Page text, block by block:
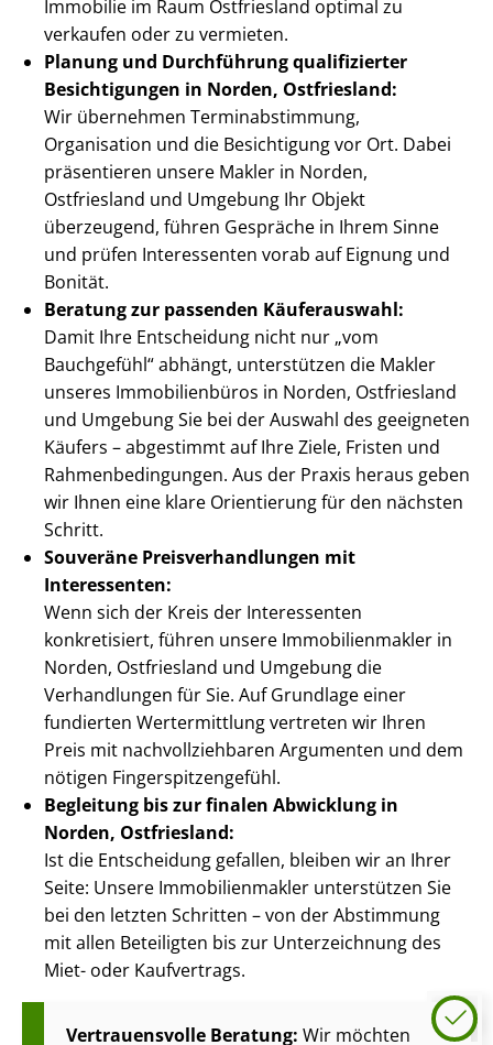
Immobilie im Raum Ostfriesland optimal zu
verkaufen oder zu vermieten.
Planung und Durchführung qualifizierter
Besichtigungen in Norden, Ostfriesland:
Wir übernehmen Ter­min­ab­stim­mung,
Organisation und die Besichtigung vor Ort. Dabei
präsentieren unsere Makler in Norden,
Ostfriesland und Umgebung Ihr Objekt
überzeugend, führen Gespräche in Ihrem Sinne
und prüfen Interessenten vorab auf Eignung und
Bonität.
Beratung zur passenden Käuferauswahl:
Damit Ihre Entscheidung nicht nur „vom
Bauchgefühl“ abhängt, unterstützen die Makler
unseres Immobilienbüros in Norden, Ostfriesland
und Umgebung Sie bei der Auswahl des geeigneten
Käufers – abgestimmt auf Ihre Ziele, Fristen und
Rah­men­be­din­gun­gen. Aus der Praxis heraus geben
wir Ihnen eine klare Orientierung für den nächsten
Schritt.
Souveräne Preis­ver­hand­lun­gen mit
Interessenten:
Wenn sich der Kreis der Interessenten
konkretisiert, führen unsere Im­mo­bi­li­en­mak­ler in
Norden, Ostfriesland und Umgebung die
Verhandlungen für Sie. Auf Grundlage einer
fundierten Wertermittlung vertreten wir Ihren
Preis mit nach­voll­zieh­ba­ren Argumenten und dem
nötigen Fin­ger­spit­zen­ge­fühl.
Begleitung bis zur finalen Abwicklung in
Norden, Ostfriesland:
Ist die Entscheidung gefallen, bleiben wir an Ihrer
Seite: Unsere Im­mo­bi­li­en­mak­ler unterstützen Sie
bei den letzten Schritten – von der Abstimmung
mit allen Beteiligten bis zur Unterzeichnung des
Miet- oder Kaufvertrags.
Vertrauensvolle Beratung: Wir möchten